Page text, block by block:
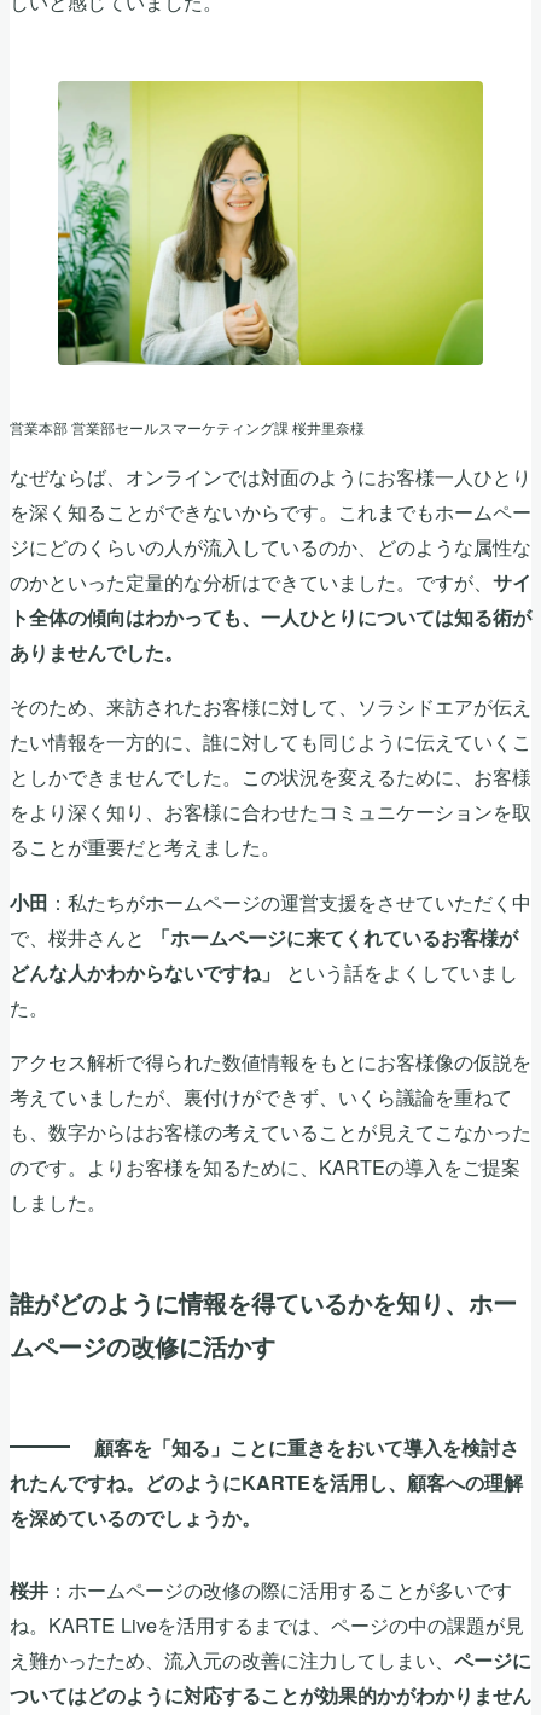
営業本部 営業部セールスマーケティング課 桜井里奈様
なぜならば、オンラインでは対面のようにお客様一人ひとり
を深く知ることができないからです。これまでもホームペー
ジにどのくらいの人が流入しているのか、どのような属性な
のかといった定量的な分析はできていました。ですが、 サイ
ト全体の傾向はわかっても、一人ひとりについては知る術が
ありませんでした。
そのため、来訪されたお客様に対して、ソラシドエアが伝え
たい情報を一方的に、誰に対しても同じように伝えていくこ
としかできませんでした。この状況を変えるために、お客様
をより深く知り、お客様に合わせたコミュニケーションを取
ることが重要だと考えました。
小田 ：私たちがホームページの運営支援をさせていただく中
で、桜井さんと
「ホームページに来てくれているお客様が
どんな人かわからないですね」
という話をよくしていまし
た。
アクセス解析で得られた数値情報をもとにお客様像の仮説を
考えていましたが、裏付けができず、いくら議論を重ねて
も、数字からはお客様の考えていることが見えてこなかった
のです。よりお客様を知るために、KARTEの導入をご提案
しました。
誰がどのように情報を得ているかを知り、ホー
ムページの改修に活かす
顧客を「知る」ことに重きをおいて導入を検討さ
れたんですね。どのようにKARTEを活用し、顧客への理解
を深めているのでしょうか。
桜井 ：ホームページの改修の際に活用することが多いです
ね。KARTE Liveを活用するまでは、ページの中の課題が見
え難かったため、流入元の改善に注力してしまい、 ページに
ついてはどのように対応することが効果的かがわかりません